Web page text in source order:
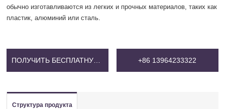
обычно изготавливаются из легких и прочных материалов, таких как
пластик, алюминий или сталь.
+86 13964233322
Структура продукта